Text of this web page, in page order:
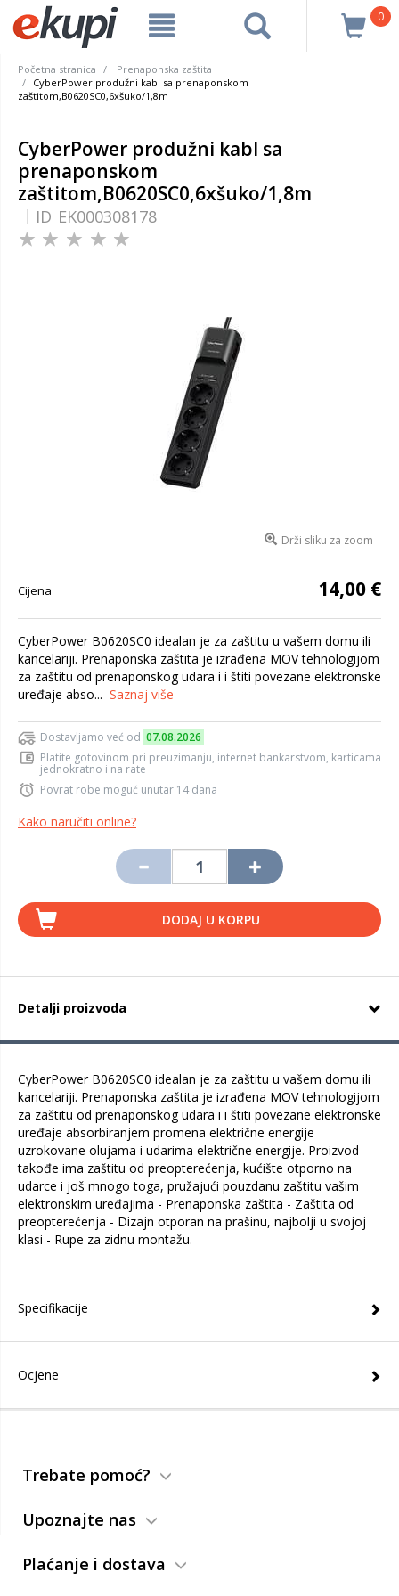
0
Početna stranica
Prenaponska zaštita
CyberPower produžni kabl sa prenaponskom
zaštitom,B0620SC0,6xšuko/1,8m
CyberPower produžni kabl sa
prenaponskom
zaštitom,B0620SC0,6xšuko/1,8m
ID EK000308178
Drži sliku za zoom
Cijena 14,00 €
CyberPower B0620SC0 idealan je za zaštitu u vašem domu ili
kancelariji. Prenaponska zaštita je izrađena MOV tehnologijom
za zaštitu od prenaponskog udara i i štiti povezane elektronske
uređaje abso... Saznaj više
Dostavljamo već od 07.08.2026
Platite gotovinom pri preuzimanju, internet bankarstvom, karticama
jednokratno i na rate
Povrat robe moguć unutar 14 dana
Kako naručiti online?
DODAJ U KORPU
Detalji proizvoda
CyberPower B0620SC0 idealan je za zaštitu u vašem domu ili
kancelariji. Prenaponska zaštita je izrađena MOV tehnologijom
za zaštitu od prenaponskog udara i i štiti povezane elektronske
uređaje absorbiranjem promena električne energije
uzrokovane olujama i udarima električne energije. Proizvod
takođe ima zaštitu od preopterećenja, kućište otporno na
udarce i još mnogo toga, pružajući pouzdanu zaštitu vašim
elektronskim uređajima - Prenaponska zaštita - Zaštita od
preopterećenja - Dizajn otporan na prašinu, najbolji u svojoj
klasi - Rupe za zidnu montažu.
Specifikacije
Ocjene
Trebate pomoć?
Upoznajte nas
Plaćanje i dostava